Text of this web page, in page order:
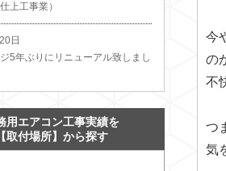
今
の
不
つ
気
上工事業）
日
5年ぶりにリニューアル致しまし
用エアコン工事実績を
【取付場所】から探す